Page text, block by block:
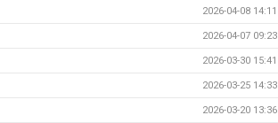
2026-04-08 14:11
2026-04-07 09:23
2026-03-30 15:41
2026-03-25 14:33
2026-03-20 13:36